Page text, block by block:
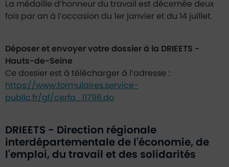
La médaille d’honneur du travail est décernée deux
fois par an à l’occasion du 1er janvier et du 14 juillet.
Déposer et envoyer votre dossier à la DRIEETS -
Hauts-de-Seine
Ce dossier est à télécharger à l’adresse :
https://www.formulaires.service-
public.fr/gf/cerfa_11796.do
DRIEETS - Direction régionale
interdépartementale de l'économie, de
l'emploi, du travail et des solidarités